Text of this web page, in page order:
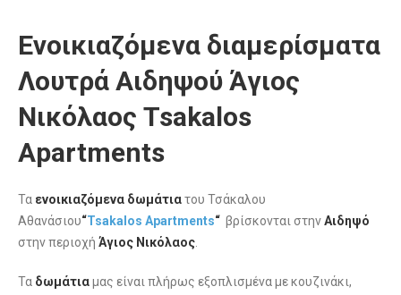
Ενοικιαζόμενα διαμερίσματα
Λουτρά Αιδηψού Άγιος
Νικόλαος Tsakalos
Apartments
Τα ενοικιαζόμενα δωμάτιατου Τσάκαλου
Αθανάσιου“Tsakalos Apartments“ βρίσκονται στηνΑιδηψό
στην περιοχή Άγιος Νικόλαος.
Τα δωμάτιαμας είναι πλήρως εξοπλισμένα με κουζινάκι,